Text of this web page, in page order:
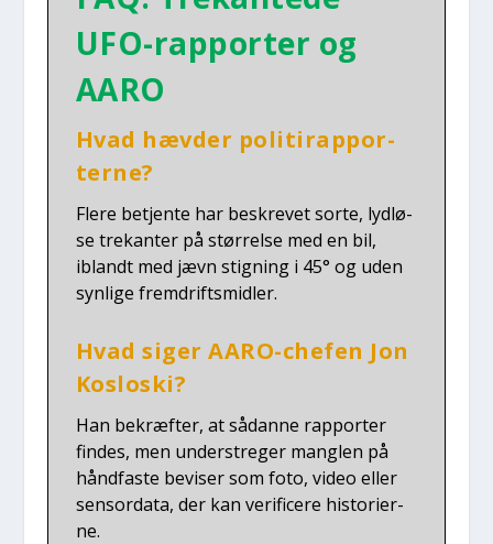
UFO-rap­por­ter og
AARO
Hvad hæv­der poli­tirap­por­
ter­ne?
Fle­re betjen­te har beskre­vet sor­te, lyd­lø­
se tre­kan­ter på stør­rel­se med en bil,
iblandt med jævn stig­ning i 45° og uden
syn­li­ge frem­drifts­mid­ler.
Hvad siger AARO-che­fen Jon
Koslo­ski?
Han bekræf­ter, at sådan­ne rap­por­ter
fin­des, men under­stre­ger mang­len på
hånd­fa­ste bevi­ser som foto, video eller
sensor­data, der kan veri­fi­ce­re histo­ri­er­
ne.